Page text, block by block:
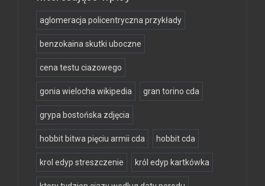
aglomeracja policentryczna przykłady
benzokaina skutki uboczne
cena testu ciazowego
gonia wielocha wikipedia gran torino cda
grypa bostońska zdjęcia
hobbit bitwa pięciu armii cda hobbit cda
krol edyp streszczenie król edyp kartkówka